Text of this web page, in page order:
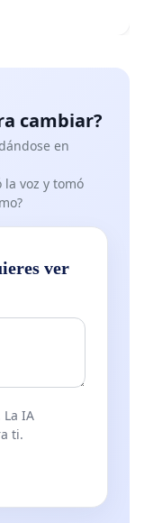
cambiar?
en
voz y tomó
ver
IA
ti.